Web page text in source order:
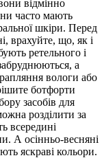
відмінно
часто мають
шкіри. Перед
врахуйте, що, як і
ретельного і
а
вологи або
ботфорти
засобів для
розділити за
всередині
А осінньо-весняні
яскраві кольори.